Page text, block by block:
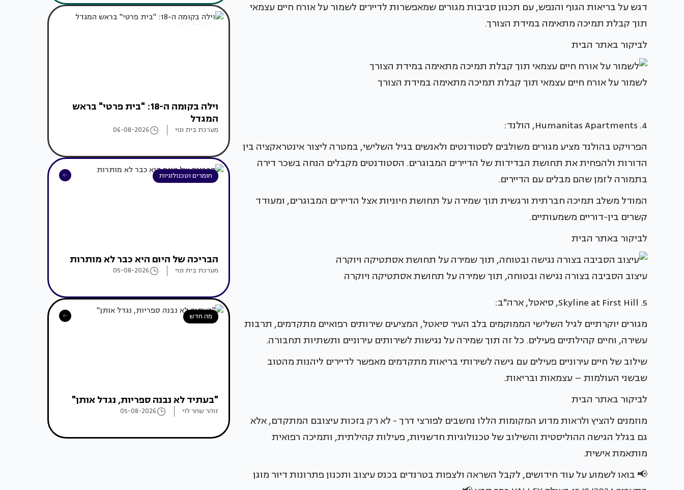
דגש על בריאות הגוף והנפש, עם תכנון סביבות מגורים שמאפשרות לדיירים לשמור על אורח חיים עצמאי
תוך קבלת תמיכה מתאימה במידת הצורך.
לביקור באתר הבית
לשמור על אורח חיים עצמאי תוך קבלת תמיכה מתאימה במידת הצורך
4. Humanitas Apartments, הולנד:
הפרויקט בהולנד מציע מגורים משולבים לסטודנטים ולאנשים בגיל השלישי, במטרה ליצור אינטראקציה בין
הדורות ולהפחית את תחושת הבדידות של הדיירים המבוגרים. הסטודנטים מקבלים הנחה בשכר דירה
בתמורה לזמן שהם מבלים עם הדיירים.
המודל משלב תמיכה חברתית ורגשית תוך שמירה על תחושת חיוניות אצל הדיירים המבוגרים, ומעודד
קשרים בין-דוריים משמעותיים.
לביקור באתר הבית
עיצוב הסביבה בצורה נגישה ובטוחה, תוך שמירה על תחושת אסתטיקה ויוקרה
5. Skyline at First Hill, סיאטל, ארה"ב:
מגורים יוקרתיים לגיל השלישי הממוקמים בלב העיר סיאטל, המציעים שירותים רפואיים מתקדמים, תרבות
עשירה, וחיים קהילתיים פעילים. כל זה תוך שמירה על נגישות לשירותים עירוניים ותשתיות תחבורה.
שילוב של חיים עירוניים פעילים עם גישה לשירותי בריאות מתקדמים מאפשר לדיירים ליהנות מהטוב
שבשני העולמות – עצמאות ובריאות.
לביקור באתר הבית
מוזמנים להציץ ולראות מדוע המקומות הללו נחשבים לפורצי דרך - לא רק בזכות עיצובם המתקדם, אלא
גם בגלל הגישה ההוליסטית והשילוב של טכנולוגיות חדשניות, פעילות קהילתית, ותמיכה רפואית
מותאמת אישית.
📢 בואו לשמוע על עוד חידושים, לקבל השראה ולצפות בטרנדים בכנס עיצוב ותכנון פתרונות דיור מוגן
עיצוב בתים
וילה בקומה ה-18: "בית פרטי" בראש
המגדל
מערכת בית ונוי 06-08-2026
חומרים וטכנולוגיות
הבריכה של היום היא כבר לא מותרות
מערכת בית ונוי 05-08-2026
מה חדש
"בעתיד לא נבנה ספריות, נגדל אותן"
זוהר שחר לוי 05-08-2026